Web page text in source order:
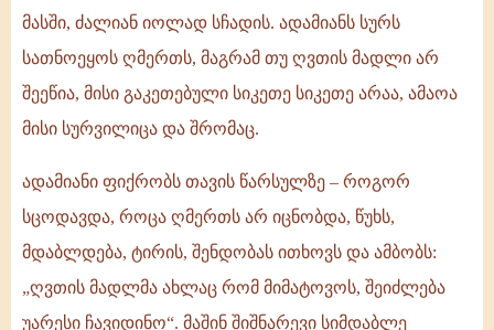
მასში, ძალიან იოლად სჩადის. ადამიანს სურს
სათნოეყოს ღმერთს, მაგრამ თუ ღვთის მადლი არ
შეეწია, მისი გაკეთებული სიკეთე სიკეთე არაა, ამაოა
მისი სურვილიცა და შრომაც.
ადამიანი ფიქრობს თავის წარსულზე – როგორ
სცოდავდა, როცა ღმერთს არ იცნობდა, წუხს,
მდაბლდება, ტირის, შენდობას ითხოვს და ამბობს:
„ღვთის მადლმა ახლაც რომ მიმატოვოს, შეიძლება
უარესი ჩავიდინო“. მაშინ შიშნარევი სიმდაბლე